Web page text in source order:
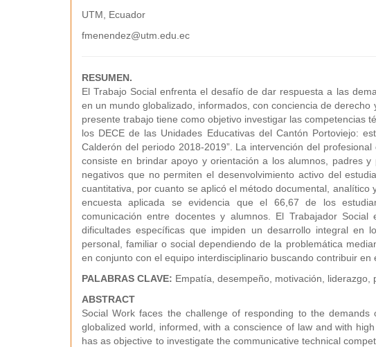
UTM, Ecuador
fmenendez@utm.edu.ec
RESUMEN.
El Trabajo Social enfrenta el desafío de dar respuesta a las
en un mundo globalizado, informados, con conciencia de
presente trabajo tiene como objetivo investigar las competencias
los DECE de las Unidades Educativas del Cantón Portoviejo:
Calderón del periodo 2018-2019”. La intervención del
consiste en brindar apoyo y orientación a los alumnos, padres
negativos que no permiten el desenvolvimiento activo del
cuantitativa, por cuanto se aplicó el método documental, analítico
encuesta aplicada se evidencia que el 66,67 de los
comunicación entre docentes y alumnos. El Trabajador
dificultades específicas que impiden un desarrollo integral en
personal, familiar o social dependiendo de la problemática
en conjunto con el equipo interdisciplinario buscando contribuir en
PALABRAS CLAVE: Empatía, desempeño, motivación, liderazgo,
ABSTRACT
Social Work faces the challenge of responding to the
globalized world, informed, with a conscience of law and with
has as objective to investigate the communicative technical